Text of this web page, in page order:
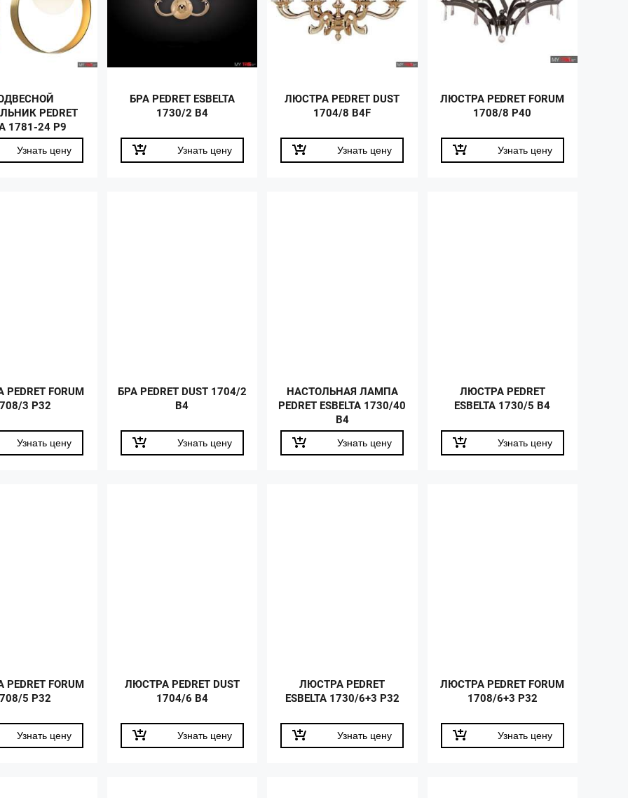
PEDRET
1781-24 P9
Узнать цену
БРА PEDRET ESBELTA
1730/2 B4
Узнать цену
ЛЮСТРА PEDRET DUST
1704/8 B4F
Узнать цену
ЛЮСТРА PEDRET FORUM
1708/8 P40
Узнать цену
FORUM
3 P32
Узнать цену
БРА PEDRET DUST 1704/2
B4
Узнать цену
НАСТОЛЬНАЯ ЛАМПА
PEDRET ESBELTA 1730/40
B4
Узнать цену
ЛЮСТРА PEDRET
ESBELTA 1730/5 B4
Узнать цену
FORUM
5 P32
Узнать цену
ЛЮСТРА PEDRET DUST
1704/6 B4
Узнать цену
ЛЮСТРА PEDRET
ESBELTA 1730/6+3 P32
Узнать цену
ЛЮСТРА PEDRET FORUM
1708/6+3 P32
Узнать цену